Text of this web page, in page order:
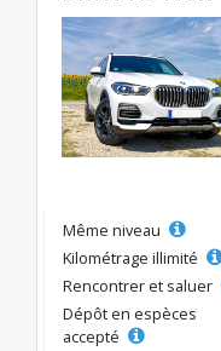
Même niveau
Kilométrage illimité
Rencontrer et saluer
Dépôt en espèces
accepté